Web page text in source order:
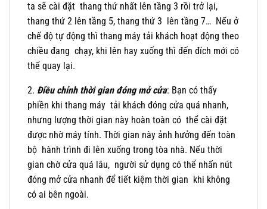
ta sẽ cài đặt thang thứ nhất lên tầng 3 rồi trở lại,
thang thứ 2 lên tầng 5, thang thứ 3 lên tầng 7… Nếu ở
chế độ tự động thì thang máy tải khách hoạt động theo
chiều đang chạy, khi lên hay xuống thì đến đích mới có
thể quay lại.
2. Điều chỉnh thời gian đóng mở cửa: Bạn có thấy
phiền khi thang máy tải khách đóng cửa quá nhanh,
nhưng lượng thời gian này hoàn toàn có thể cài đặt
được nhờ máy tính. Thời gian này ảnh hưởng đến toàn
bộ hành trình đi lên xuống trong tòa nhà. Nếu thời
gian chờ cửa quá lâu, người sử dụng có thể nhấn nút
đóng mở cửa nhanh để tiết kiệm thời gian khi không
có ai bên ngoài.